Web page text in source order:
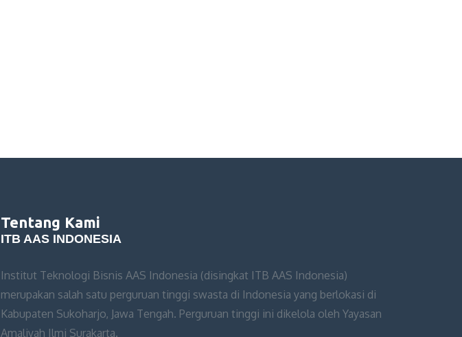
Tentang Kami
ITB AAS INDONESIA
Institut Teknologi Bisnis AAS Indonesia (disingkat ITB AAS Indonesia)
merupakan salah satu perguruan tinggi swasta di Indonesia yang berlokasi di
Kabupaten Sukoharjo, Jawa Tengah. Perguruan tinggi ini dikelola oleh Yayasan
Amaliyah Ilmi Surakarta.